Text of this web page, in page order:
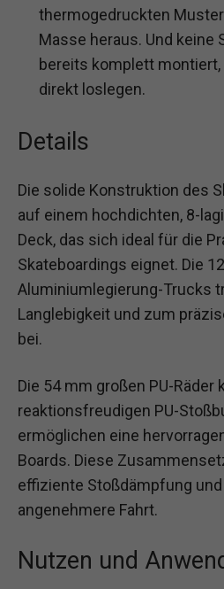
thermogedruckten
Masse heraus. Und keine
bereits komplett montiert,
direkt loslegen.
Details
Die solide Konstruktion des
auf einem hochdichten, 8-
Deck, das sich ideal für die
Skateboardings eignet. Die
Aluminiumlegierung-Trucks
Langlebigkeit und zum
bei.
Die 54 mm großen PU-
reaktionsfreudigen PU-
ermöglichen eine
Boards. Diese
effiziente Stoßdämpfung
angenehmere Fahrt.
Nutzen und